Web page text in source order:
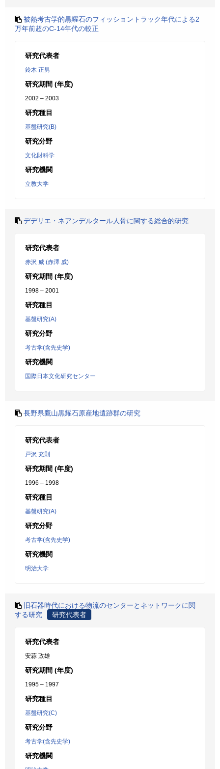
被熱考古学的黒曜石のフィッショントラック年代による2
万年前超のC-14年代の較正
研究代表者
鈴木 正男
研究期間 (年度)
2002 – 2003
研究種目
基盤研究(B)
研究分野
文化財科学
研究機関
立教大学
デデリエ・ネアンデルタール人骨に関する総合的研究
研究代表者
赤沢 威 (赤澤 威)
研究期間 (年度)
1998 – 2001
研究種目
基盤研究(A)
研究分野
考古学(含先史学)
研究機関
国際日本文化研究センター
長野県鷹山黒耀石原産地遺跡群の研究
研究代表者
戸沢 充則
研究期間 (年度)
1996 – 1998
研究種目
基盤研究(A)
研究分野
考古学(含先史学)
研究機関
明治大学
旧石器時代における物流のセンターとネットワークに関
する研究
研究代表者
研究代表者
安蒜 政雄
研究期間 (年度)
1995 – 1997
研究種目
基盤研究(C)
研究分野
考古学(含先史学)
研究機関